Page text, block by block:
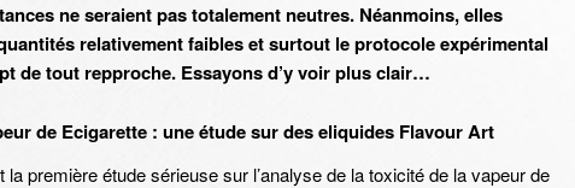
ne seraient pas totalement neutres. Néanmoins, elles
relativement faibles et surtout le protocole expérimental
de tout repproche. Essayons d’y voir plus clair…
de Ecigarette : une étude sur des eliquides Flavour Art
première étude sérieuse sur l’analyse de la toxicité de la vapeur de